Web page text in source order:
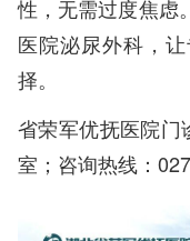
性，无需过度焦虑
医院泌尿外科，
择。
省荣军优抚医院
室；咨询热线：